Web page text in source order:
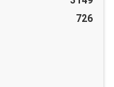
726